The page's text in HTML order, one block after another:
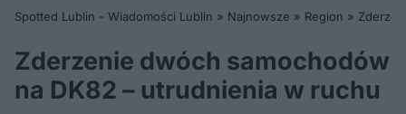
Spotted Lublin - Wiadomości Lublin » Najnowsze » Region »
Zderzenie dwóch samochodów
na DK82 – utrudnienia w ruchu